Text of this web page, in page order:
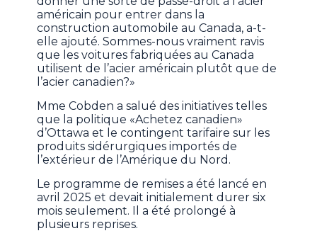
américain pour entrer dans la
construction automobile au Canada, a-t-
elle ajouté. Sommes-nous vraiment ravis
que les voitures fabriquées au Canada
utilisent de l’acier américain plutôt que de
l’acier canadien?»
Mme Cobden a salué des initiatives telles
que la politique «Achetez canadien»
d’Ottawa et le contingent tarifaire sur les
produits sidérurgiques importés de
l’extérieur de l’Amérique du Nord.
Le programme de remises a été lancé en
avril 2025 et devait initialement durer six
mois seulement. Il a été prolongé à
plusieurs reprises.